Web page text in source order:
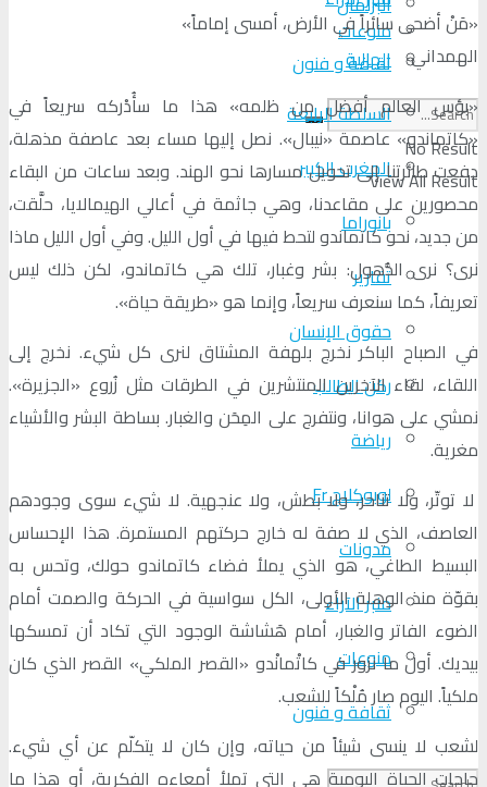
منوعات
ثقافة و فنون
No Result
View All Result
الجالية
السلطة الرابعة
المغرب الكبير
بانوراما
تقارير
حقوق الإنسان
ركن الطالب
رياضة
لوبوكلاج Fr
مدونات
منبر الآراء
منوعات
ثقافة و فنون
«مَنْ أضحى سائراً في الأرض، أمسى إماماً»
الهمداني
«بؤس العالم أفضل من ظلمه» هذا ما سأُدْركه سريعاً في
«كاتماندو» عاصمة «نيبال». نصل إليها مساء بعد عاصفة مذهلة،
دفعت طائرتنا إلى تحويل مسارها نحو الهند. وبعد ساعات من البقاء
محصورين على مقاعدنا، وهي جاثمة في أعالي الهيمالايا، حلَّقت،
من جديد، نحو كاتماندو لتحط فيها في أول الليل. وفي أول الليل ماذا
نرى؟ نرى الذُّهول: بشر وغبار، تلك هي كاتماندو، لكن ذلك ليس
تعريفاً، كما سنعرف سريعاً، وإنما هو «طريقة حياة».
في الصباح الباكر نخرج بلهفة المشتاق لنرى كل شيء. نخرج إلى
اللقاء، لقاء الآخرين المنتشرين في الطرقات مثل زُروع «الجزيرة».
نمشي على هوانا، ونتفرج على المِحَن والغبار. بساطة البشر والأشياء
مغرية.
لا توتّر، ولا تناحر، ولا بطش، ولا عنجهية. لا شيء سوى وجودهم
العاصف، الذي لا صفة له خارج حركتهم المستمرة. هذا الإحساس
البسيط الطاغي، هو الذي يملأ فضاء كاتماندو حولك، وتحس به
بقوّة منذ الوهلة الأولى، الكل سواسية في الحركة والصمت أمام
الضوء الفاتر والغبار، أمام هَشاشة الوجود التي تكاد أن تمسكها
بيديك. أول ما نزور في كاتْمانْدو «القصر الملكي» القصر الذي كان
ملكياً. اليوم صار مُلْكاً للشعب.
لشعب لا ينسى شيئاً من حياته، وإن كان لا يتكلّم عن أي شيء.
حاجات الحياة اليومية هي التي تملأ أمعاءه الفكرية، أو هذا ما